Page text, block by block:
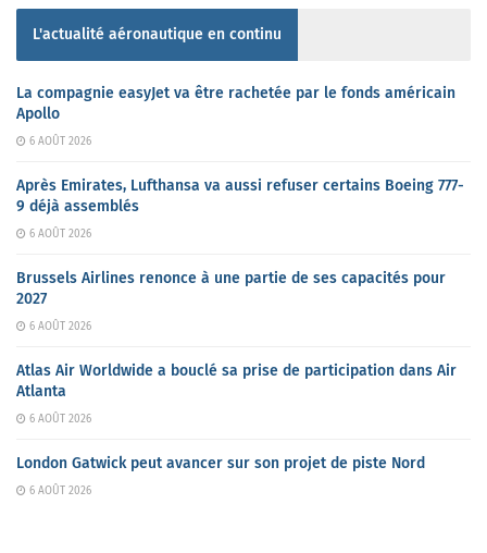
L'actualité aéronautique en continu
La compagnie easyJet va être rachetée par le fonds américain
Apollo
6 AOÛT 2026
Après Emirates, Lufthansa va aussi refuser certains Boeing 777-
9 déjà assemblés
6 AOÛT 2026
Brussels Airlines renonce à une partie de ses capacités pour
2027
6 AOÛT 2026
Atlas Air Worldwide a bouclé sa prise de participation dans Air
Atlanta
6 AOÛT 2026
London Gatwick peut avancer sur son projet de piste Nord
6 AOÛT 2026